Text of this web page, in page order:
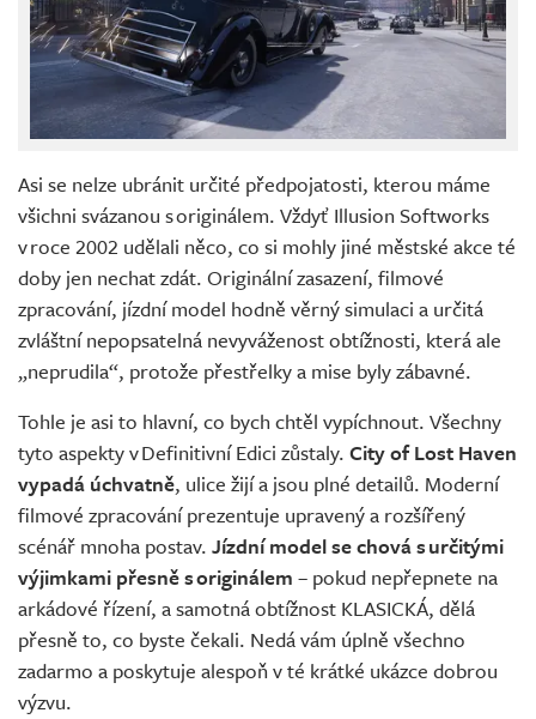
Asi se nelze ubránit určité předpojatosti, kterou máme
všichni svázanou s originálem. Vždyť Illusion Softworks
v roce 2002 udělali něco, co si mohly jiné městské akce té
doby jen nechat zdát. Originální zasazení, filmové
zpracování, jízdní model hodně věrný simulaci a určitá
zvláštní nepopsatelná nevyváženost obtížnosti, která ale
„neprudila“, protože přestřelky a mise byly zábavné.
Tohle je asi to hlavní, co bych chtěl vypíchnout. Všechny
tyto aspekty v Definitivní Edici zůstaly. City of Lost Haven
vypadá úchvatně, ulice žijí a jsou plné detailů. Moderní
filmové zpracování prezentuje upravený a rozšířený
scénář mnoha postav. Jízdní model se chová s určitými
výjimkami přesně s originálem – pokud nepřepnete na
arkádové řízení, a samotná obtížnost KLASICKÁ, dělá
přesně to, co byste čekali. Nedá vám úplně všechno
zadarmo a poskytuje alespoň v té krátké ukázce dobrou
výzvu.